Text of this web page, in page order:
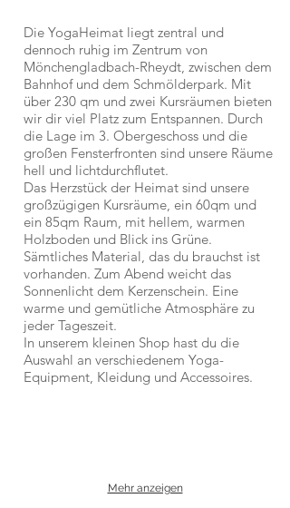
Die YogaHeimat liegt zentral und
dennoch ruhig im Zentrum von
Mönchengladbach-Rheydt, zwischen dem
Bahnhof und dem Schmölderpark. Mit
über 230 qm und zwei Kursräumen bieten
wir dir viel Platz zum Entspannen. Durch
die Lage im 3. Obergeschoss und die
großen Fensterfronten sind unsere Räume
hell und lichtdurchflutet.
Das Herzstück der Heimat sind unsere
großzügigen Kursräume, ein 60qm und
ein 85qm Raum, mit hellem, warmen
Holzboden und Blick ins Grüne.
Sämtliches Material, das du brauchst ist
vorhanden. Zum Abend weicht das
Sonnenlicht dem Kerzenschein. Eine
warme und gemütliche Atmosphäre zu
jeder Tageszeit.
In unserem kleinen Shop hast du die
Auswahl an verschiedenem Yoga-
Equipment, Kleidung und Accessoires.
Mehr anzeigen